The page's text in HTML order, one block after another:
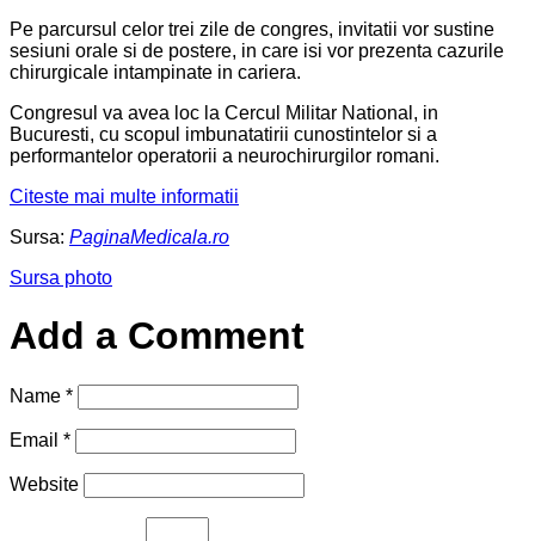
Pe parcursul celor trei zile de congres, invitatii vor sustine
sesiuni orale si de postere, in care isi vor prezenta cazurile
chirurgicale intampinate in cariera.
Congresul va avea loc la Cercul Militar National, in
Bucuresti, cu scopul imbunatatirii cunostintelor si a
performantelor operatorii a neurochirurgilor romani.
Citeste mai multe informatii
Sursa: PaginaMedicala.ro
Sursa photo
Add a Comment
Name *
Email *
Website